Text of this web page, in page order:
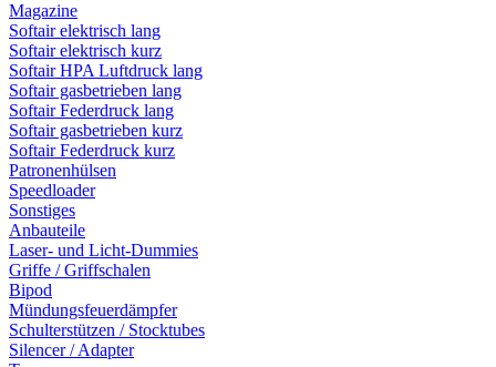
Magazine
Softair elektrisch lang
Softair elektrisch kurz
Softair HPA Luftdruck lang
Softair gasbetrieben lang
Softair Federdruck lang
Softair gasbetrieben kurz
Softair Federdruck kurz
Patronenhülsen
Speedloader
Sonstiges
Anbauteile
Laser- und Licht-Dummies
Griffe / Griffschalen
Bipod
Mündungsfeuerdämpfer
Schulterstützen / Stocktubes
Silencer / Adapter